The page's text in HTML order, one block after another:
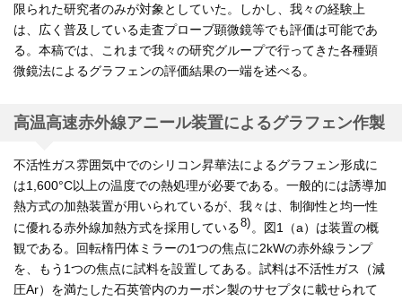
限られた研究者のみが対象としていた。しかし、我々の経験上
は、広く普及している走査プローブ顕微鏡等でも評価は可能であ
る。本稿では、これまで我々の研究グループで行ってきた各種顕
微鏡法によるグラフェンの評価結果の一端を述べる。
高温高速赤外線アニール装置によるグラフェン作製
不活性ガス雰囲気中でのシリコン昇華法によるグラフェン形成に
は1,600°C以上の温度での熱処理が必要である。一般的には誘導加
熱方式の加熱装置が用いられているが、我々は、制御性と均一性
に優れる赤外線加熱方式を採用している8) 。図1（a）は装置の概
観である。回転楕円体ミラーの1つの焦点に2kWの赤外線ランプ
を、もう1つの焦点に試料を設置してある。試料は不活性ガス（減
圧Ar）を満たした石英管内のカーボン製のサセプタに載せられて